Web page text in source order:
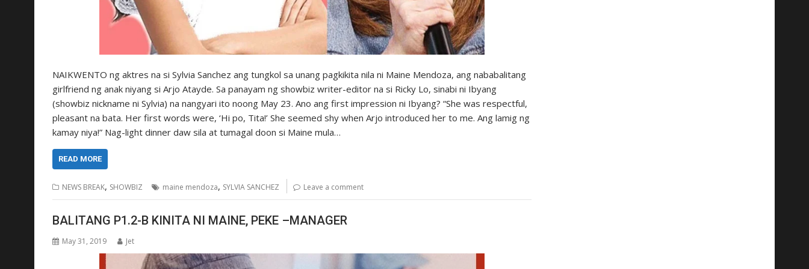
NAIKWENTO ng aktres na si Sylvia Sanchez ang tungkol sa unang pagkikita nila ni Maine Mendoza, ang nababalitang
girlfriend ng anak niyang si Arjo Atayde. Sa panayam ng showbiz writer-editor na si Ricky Lo, sinabi ni Ibyang
(showbiz nickname ni Sylvia) na nangyari ito noong May 23. Ano ang first impression ni Ibyang? “She was respectful,
pleasant na bata. Her first words were, ‘Hi po, Tita!’ She seemed shy when Arjo introduced her to me. Ang lamig ng
kamay niya!” Nag-light dinner daw sila at tumagal doon si Maine mula…
READ MORE
NEWS BREAK, SHOWBIZ maine mendoza, SYLVIA SANCHEZ Leave a comment
BALITANG P1.2-B KINITA NI MAINE, PEKE –MANAGER
May 31, 2019 Jet